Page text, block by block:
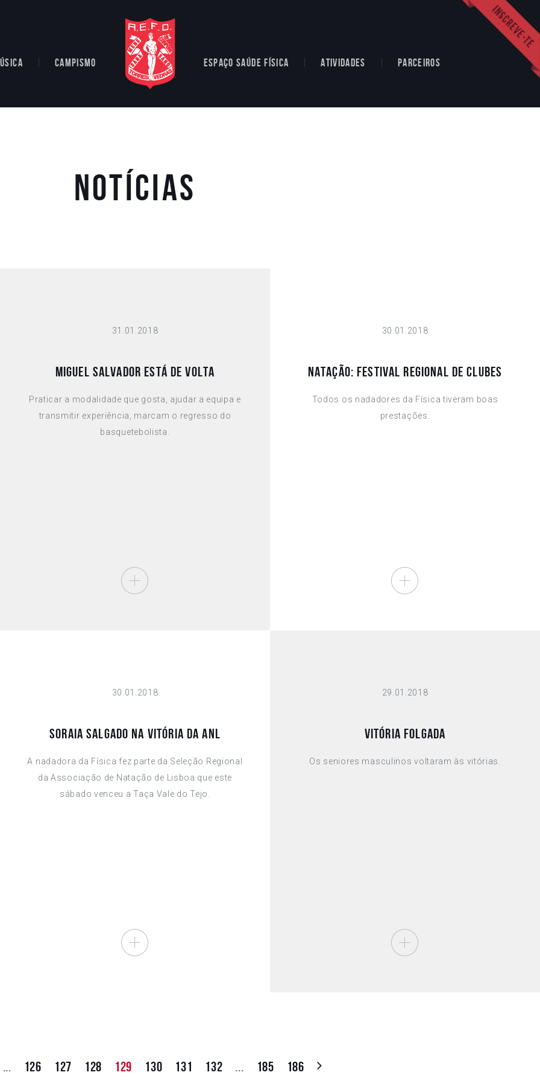
CAMPISMO ESPAÇO SAÚDE FÍSICA ATIVIDADES PARCEIROS
Notícias
31.01.2018
MIGUEL SALVADOR ESTÁ DE VOLTA
Praticar a modalidade que gosta, ajudar a equipa e
transmitir experiência, marcam o regresso do
basquetebolista.
30.01.2018
NATAÇÃO: FESTIVAL REGIONAL DE CLUBES
Todos os nadadores da Física tiveram boas
prestações.
30.01.2018
SORAIA SALGADO NA VITÓRIA DA ANL
A nadadora da Física fez parte da Seleção Regional
da Associação de Natação de Lisboa que este
sábado venceu a Taça Vale do Tejo.
29.01.2018
VITÓRIA FOLGADA
Os seniores masculinos voltaram às vitórias.
... 126 127 128 129 130 131 132 ... 185 186